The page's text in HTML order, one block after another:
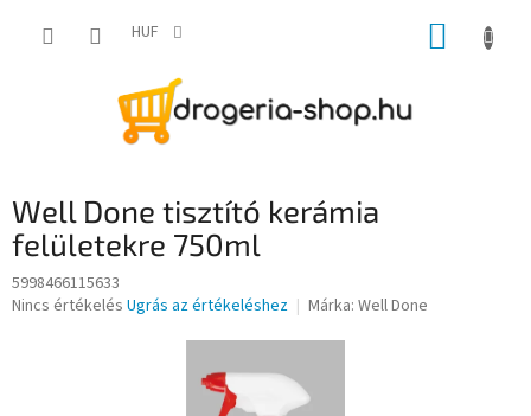
HUF KOSÁR
Well Done tisztító kerámia
felületekre 750ml
5998466115633
A
Nincs értékelés Ugrás az értékeléshez Márka: Well Done